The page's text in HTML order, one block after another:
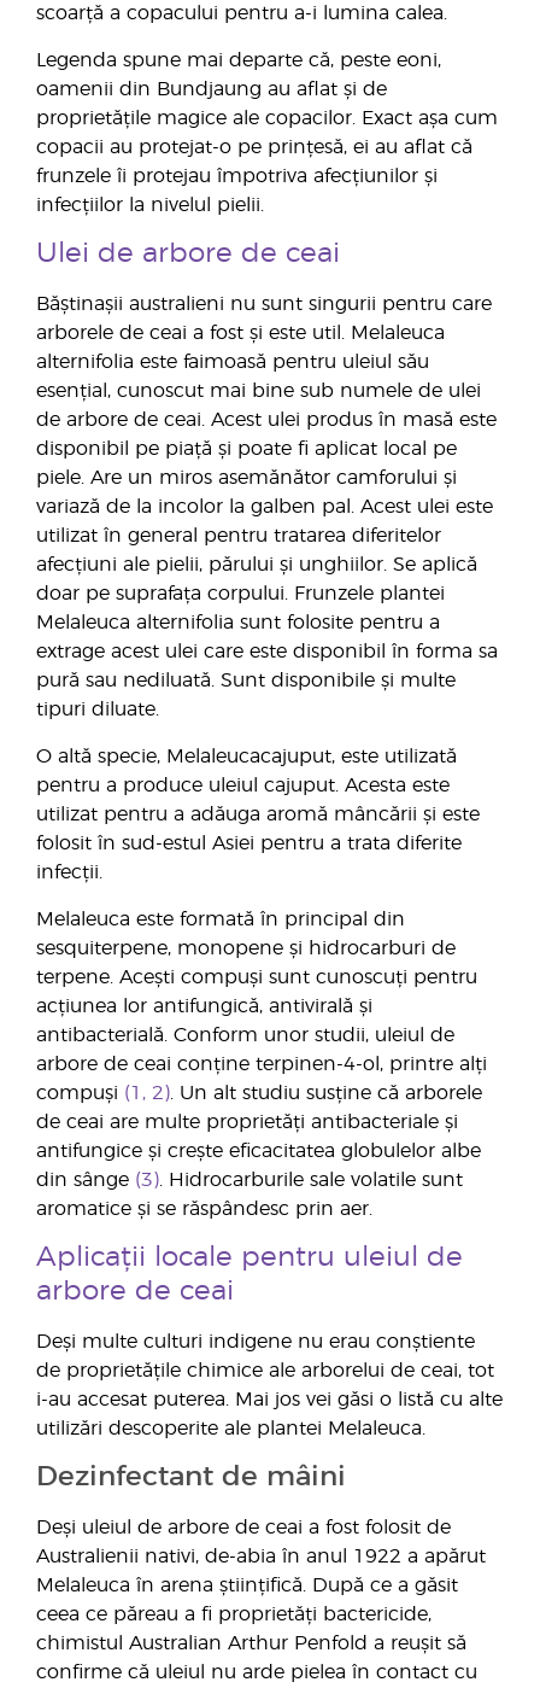
scoarță a copacului pentru a-i lumina calea.
Legenda spune mai departe că, peste eoni,
oamenii din Bundjaung au aflat și de
proprietățile magice ale copacilor. Exact așa cum
copacii au protejat-o pe prințesă, ei au aflat că
frunzele îi protejau împotriva afecțiunilor și
infecțiilor la nivelul pielii.
Ulei de arbore de ceai
Băștinașii australieni nu sunt singurii pentru care
arborele de ceai a fost și este util. Melaleuca
alternifolia este faimoasă pentru uleiul său
esențial, cunoscut mai bine sub numele de ulei
de arbore de ceai. Acest ulei produs în masă este
disponibil pe piață și poate fi aplicat local pe
piele. Are un miros asemănător camforului și
variază de la incolor la galben pal. Acest ulei este
utilizat în general pentru tratarea diferitelor
afecțiuni ale pielii, părului și unghiilor. Se aplică
doar pe suprafața corpului. Frunzele plantei
Melaleuca alternifolia sunt folosite pentru a
extrage acest ulei care este disponibil în forma sa
pură sau nediluată. Sunt disponibile și multe
tipuri diluate.
O altă specie, Melaleucacajuput, este utilizată
pentru a produce uleiul cajuput. Acesta este
utilizat pentru a adăuga aromă mâncării și este
folosit în sud-estul Asiei pentru a trata diferite
infecții.
Melaleuca este formată în principal din
sesquiterpene, monopene și hidrocarburi de
terpene. Acești compuși sunt cunoscuți pentru
acțiunea lor antifungică, antivirală și
antibacterială. Conform unor studii, uleiul de
arbore de ceai conține terpinen-4-ol, printre alți
compuși (1, 2) . Un alt studiu susține că arborele
de ceai are multe proprietăți antibacteriale și
antifungice și crește eficacitatea globulelor albe
din sânge (3) . Hidrocarburile sale volatile sunt
aromatice și se răspândesc prin aer.
Aplicații locale pentru uleiul de
arbore de ceai
Deși multe culturi indigene nu erau conștiente
de proprietățile chimice ale arborelui de ceai, tot
i-au accesat puterea. Mai jos vei găsi o listă cu alte
utilizări descoperite ale plantei Melaleuca.
Dezinfectant de mâini
Deși uleiul de arbore de ceai a fost folosit de
Australienii nativi, de-abia în anul 1922 a apărut
Melaleuca în arena științifică. După ce a găsit
ceea ce păreau a fi proprietăți bactericide,
chimistul Australian Arthur Penfold a reușit să
confirme că uleiul nu arde pielea în contact cu